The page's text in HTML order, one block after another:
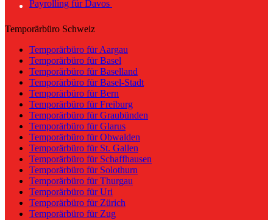
Payrolling für Davos
Temporärbüro Schweiz
Temporärbüro für Aargau
Temporärbüro für Basel
Temporärbüro für Baselland
Temporärbüro für Basel-Stadt
Temporärbüro für Bern
Temporärbüro für Freiburg
Temporärbüro für Graubünden
Temporärbüro für Glarus
Temporärbüro für Obwalden
Temporärbüro für St. Gallen
Temporärbüro für Schaffhausen
Temporärbüro für Solothurn
Temporärbüro für Thurgau
Temporärbüro für Uri
Temporärbüro für Zürich
Temporärbüro für Zug